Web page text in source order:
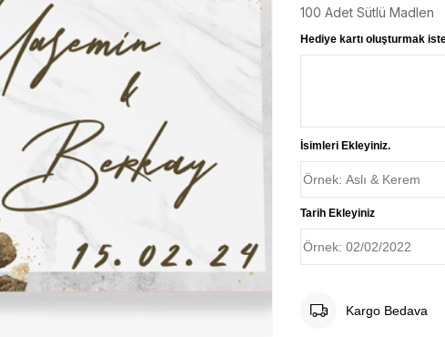
100 Adet Sütlü Madlen
Hediye kartı oluşturmak
İsimleri Ekleyiniz.
Tarih Ekleyiniz
Kargo Bedava